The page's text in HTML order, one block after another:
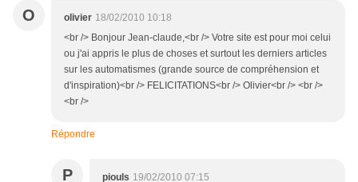
O olivier 18/02/2010 10:18
<br /> Bonjour Jean-claude,<br /> Votre site est pour moi celui
ou j'ai appris le plus de choses et surtout les derniers articles
sur les automatismes (grande source de compréhension et
d'inspiration)<br /> FELICITATIONS<br /> Olivier<br /> <br />
<br />
Répondre
P piouls 19/02/2010 07:15